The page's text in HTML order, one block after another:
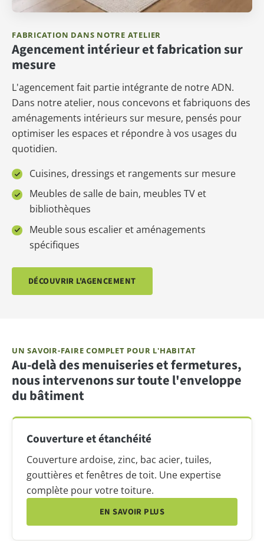
FABRICATION DANS NOTRE ATELIER
Agencement intérieur et fabrication sur
mesure
L'agencement fait partie intégrante de notre ADN.
Dans notre atelier, nous concevons et fabriquons des
aménagements intérieurs sur mesure, pensés pour
optimiser les espaces et répondre à vos usages du
quotidien.
Cuisines, dressings et rangements sur mesure
Meubles de salle de bain, meubles TV et
bibliothèques
Meuble sous escalier et aménagements
spécifiques
DÉCOUVRIR L'AGENCEMENT
UN SAVOIR-FAIRE COMPLET POUR L'HABITAT
Au-delà des menuiseries et fermetures,
nous intervenons sur toute l'enveloppe
du bâtiment
Couverture et étanchéité
Couverture ardoise, zinc, bac acier, tuiles,
gouttières et fenêtres de toit. Une expertise
complète pour votre toiture.
EN SAVOIR PLUS